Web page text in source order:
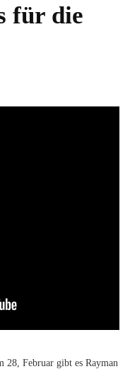
für die
28, Februar gibt es Rayman